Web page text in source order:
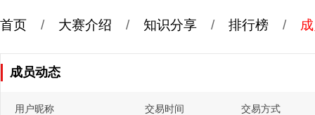
首页 / 大赛介绍 / 知识分享 / 排行榜 /
成员动态
用户昵称 交易时间 交易方式